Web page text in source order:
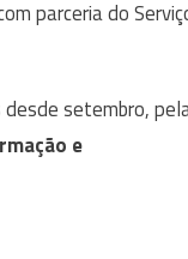
parceria do
setembro,
e